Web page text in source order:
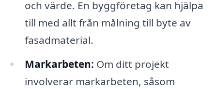
och värde. En byggföretag kan hjälpa
till med allt från målning till byte av
fasadmaterial.
Markarbeten: Om ditt projekt
involverar markarbeten, såsom